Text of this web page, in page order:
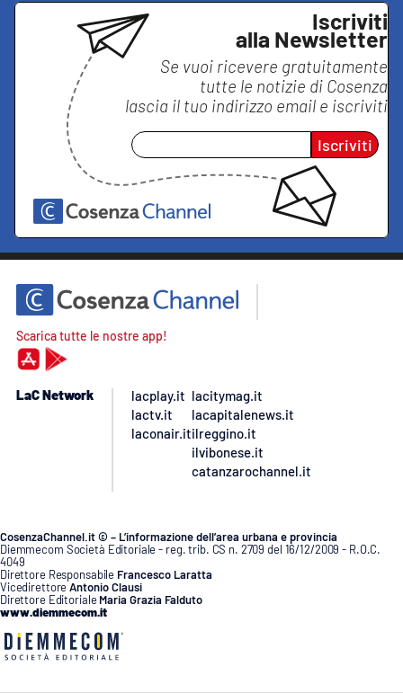
Iscriviti
alla Newsletter
Se vuoi ricevere gratuitamente
tutte le notizie di Cosenza
lascia il tuo indirizzo email e iscriviti
Iscriviti
Scarica tutte le nostre app!
LaC Network
lacplay.it
lactv.it
laconair.it
lacitymag.it
lacapitalenews.it
ilreggino.it
ilvibonese.it
catanzarochannel.it
CosenzaChannel.it © – L’informazione dell’area urbana e provincia
Diemmecom Società Editoriale - reg. trib. CS n. 2709 del 16/12/2009 - R.O.C.
4049
Direttore Responsabile Francesco Laratta
VicedirettoreAntonio Clausi
Direttore Editoriale Maria Grazia Falduto
www.diemmecom.it